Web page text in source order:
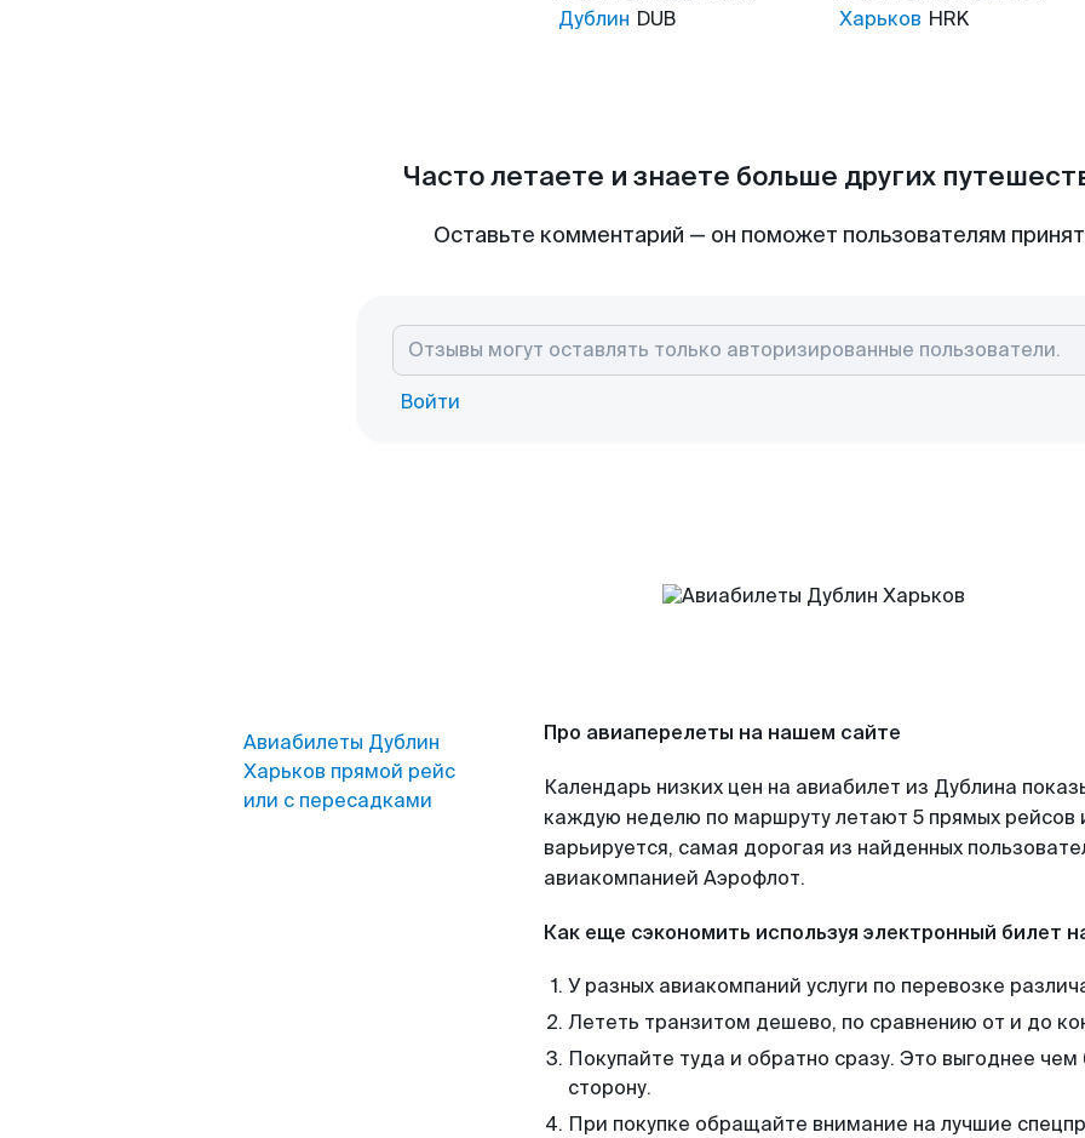
Дублин DUB
Харьков HRK
Часто летаете и знаете больше других
Оставьте комментарий — он поможет пользователям
Войти
Авиабилеты Дублин
Харьков прямой рейс
или с пересадками
Про авиаперелеты на нашем сайте
Календарь низких цен на авиабилет из Дублина
каждую неделю по маршруту летают 5 прямых рейсов
варьируется, самая дорогая из найденных
авиакомпанией Аэрофлот.
Как еще сэкономить используя электронный билет
У разных авиакомпаний услуги по перевозке
Лететь транзитом дешево, по сравнению от и до
Покупайте туда и обратно сразу. Это выгоднее
сторону.
При покупке обращайте внимание на лучшие